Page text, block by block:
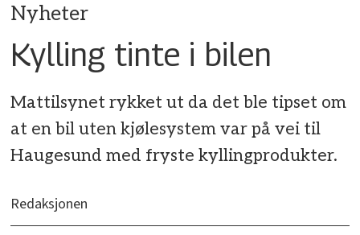
Nyheter
Kylling tinte i bilen
Mattilsynet rykket ut da det ble tipset om
at en bil uten kjølesystem var på vei til
Haugesund med fryste kyllingprodukter.
Redaksjonen